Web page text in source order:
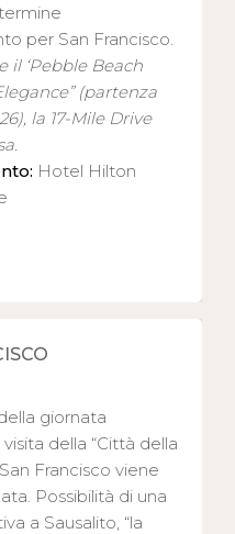
per San Francisco.
il ‘Pebble Beach
(partenza
la 17-Mile Drive
Hotel Hilton
giornata
della “Città della
Francisco viene
Possibilità di una
a Sausalito, “la